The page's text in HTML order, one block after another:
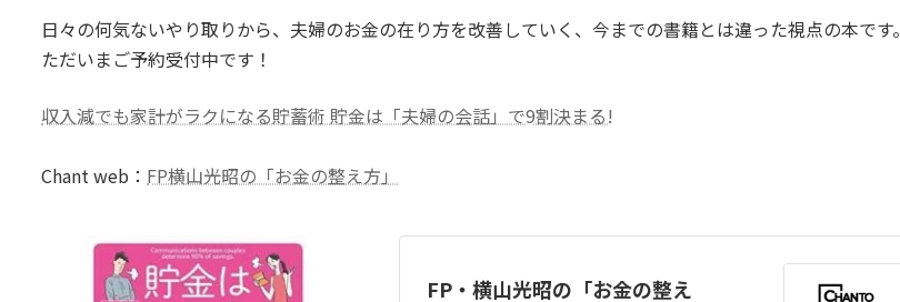
日々の何気ないやり取りから、夫婦のお金の在り方を改善していく、今までの書籍とは違った視点の本です。
ただいまご予約受付中です！
収入減でも家計がラクになる貯蓄術 貯金は「夫婦の会話」で9割決まる!
Chant web： FP横山光昭の「お金の整え方」
FP・横山光昭の「お金の整え